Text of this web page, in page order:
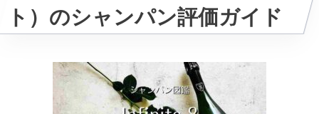
ト）のシャンパン評価ガイド